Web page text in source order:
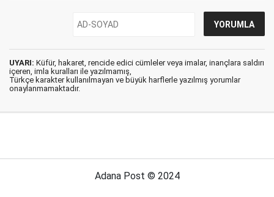
UYARI: Küfür, hakaret, rencide edici cümleler veya imalar, inançlara saldırı
içeren, imla kuralları ile yazılmamış,
Türkçe karakter kullanılmayan ve büyük harflerle yazılmış yorumlar
onaylanmamaktadır.
Adana Post © 2024